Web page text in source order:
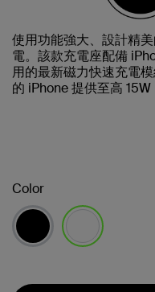
使用功能強大、設計精
電。該款充電座配備
用的最新磁力快速充電
的 iPhone 提供至高 15W
Color